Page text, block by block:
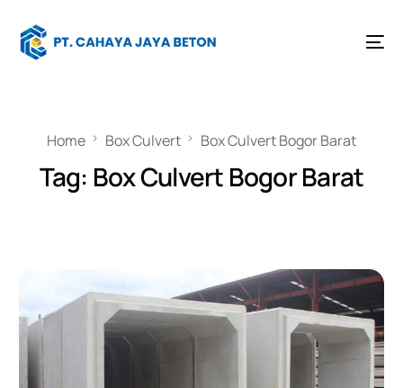
Home Box Culvert Box Culvert Bogor Barat
Tag: Box Culvert Bogor Barat